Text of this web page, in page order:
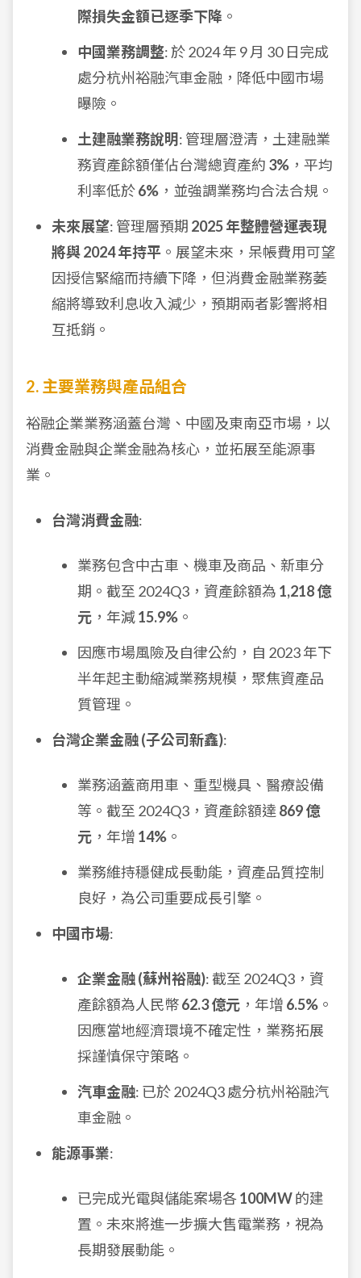
際損失金額已逐季下降 。
中國業務調整: 於 2024 年 9 月 30 日完成
處分杭州裕融汽車金融，降低中國市場
曝險。
土建融業務說明: 管理層澄清，土建融業
務資產餘額僅佔台灣總資產約 3% ，平均
利率低於6% ，並強調業務均合法合規。
未來展望: 管理層預期 2025 年整體營運表現
將與 2024 年持平 。展望未來，呆帳費用可望
因授信緊縮而持續下降，但消費金融業務萎
縮將導致利息收入減少，預期兩者影響將相
互抵銷。
2. 主要業務與產品組合
裕融企業業務涵蓋台灣、中國及東南亞市場，以
消費金融與企業金融為核心，並拓展至能源事
業。
台灣消費金融:
業務包含中古車、機車及商品、新車分
期。截至 2024Q3，資產餘額為 1,218 億
元 ，年減15.9% 。
因應市場風險及自律公約，自 2023 年下
半年起主動縮減業務規模，聚焦資產品
質管理。
台灣企業金融 (子公司新鑫):
業務涵蓋商用車、重型機具、醫療設備
等。截至 2024Q3，資產餘額達 869 億
元 ，年增 14% 。
業務維持穩健成長動能，資產品質控制
良好，為公司重要成長引擎。
中國市場:
企業金融 (蘇州裕融): 截至 2024Q3，資
產餘額為人民幣62.3 億元 ，年增 6.5% 。
因應當地經濟環境不確定性，業務拓展
採謹慎保守策略。
汽車金融: 已於 2024Q3 處分杭州裕融汽
車金融。
能源事業:
已完成光電與儲能案場各100MW的建
置。未來將進一步擴大售電業務，視為
長期發展動能。